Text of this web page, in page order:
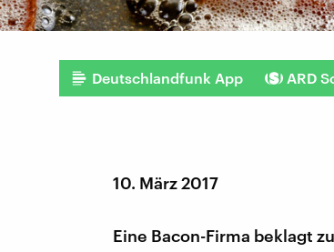
Deutschlandfunk App ARD
10. März 2017
Eine Bacon-Firma beklagt